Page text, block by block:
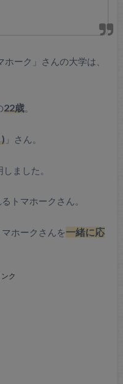
ーク」さんの大学は、
22歳。
」さん。
ました。
トマホークさん。
ホークさんを一緒に応
ク